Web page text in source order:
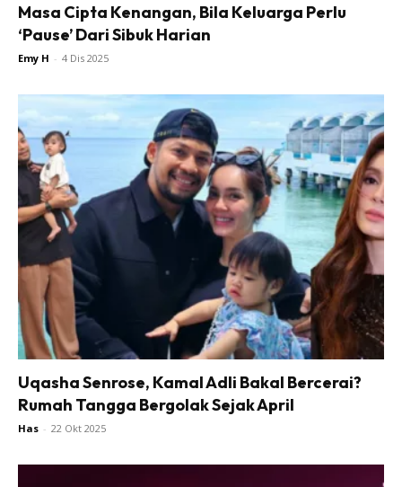
Masa Cipta Kenangan, Bila Keluarga Perlu
‘Pause’ Dari Sibuk Harian
Emy H - 4 Dis 2025
Uqasha Senrose, Kamal Adli Bakal Bercerai?
Rumah Tangga Bergolak Sejak April
Has - 22 Okt 2025